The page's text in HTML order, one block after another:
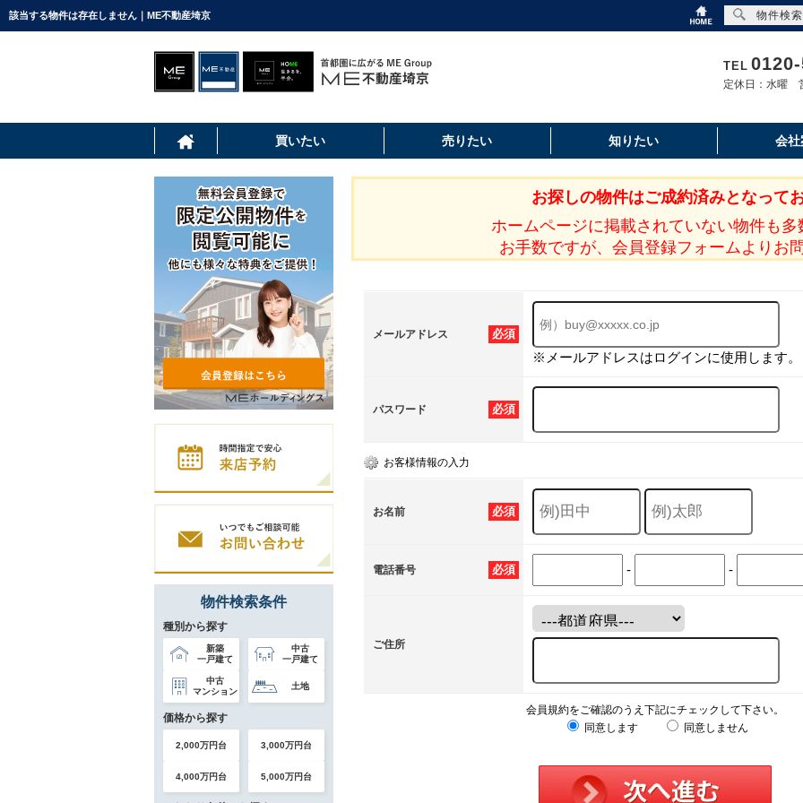
該当する物件は存在しません｜ME不動産埼京
TEL
定休日：水曜
買いたい 売りたい 知りたい 会社
お探しの物件はご成約済みとなってお
ホームページに掲載されていない物件も多
お手数ですが、会員登録フォームよりお
必須
メールアドレス
※メールアドレスはログインに使用します。
必須
パスワード
お客様情報の入力
必須
お名前
必須
電話番号 - -
ご住所
会員規約をご確認のうえ下記にチェックして下さい。
同意します
同意しません
物件検索条件
種別から探す
新築
一戸建て
中古
一戸建て
中古
マンション
土地
価格から探す
2,000万円台 3,000万円台
4,000万円台 5,000万円台
物件検索